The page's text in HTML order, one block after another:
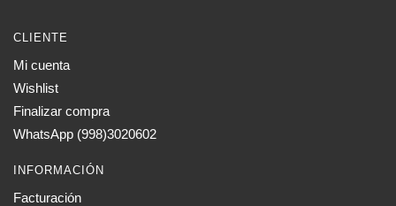
CLIENTE
Mi cuenta
Wishlist
Finalizar compra
WhatsApp (998)3020602
INFORMACIÓN
Facturación